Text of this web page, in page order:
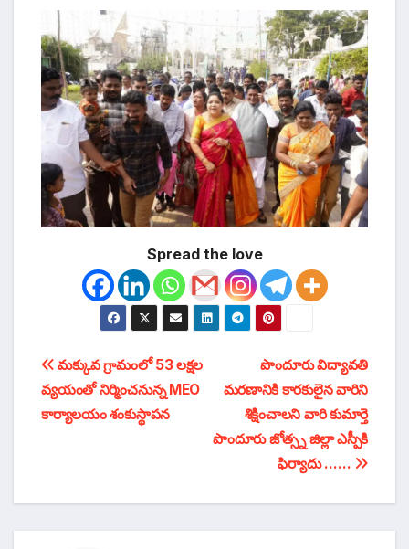
Spread the love
టపా
నావిగేషన్
పొందూరు విద్యావతి
మరణానికి కారకులైన వారిని
శిక్షించాలని వారి కుమార్తె
పొందూరు జోత్స్న జిల్లా ఎస్పీకి
ఫిర్యాదు ……
మక్కువ గ్రామంలో 53 లక్షల
వ్యయంతో నిర్మించనున్న MEO
కార్యాలయం శంకుస్థాపన